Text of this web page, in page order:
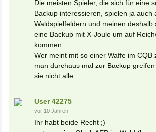
Die meisten Spieler, die sich für eine
Backup interessieren, spielen ja auch
Waldspielfeldern und meinen deshalb
eine Backup mit X-Joule um auf
kommen.
Wer meint mit so einer Waffe im CQB
man durchaus mal zur Backup
sie nicht alle.
User 42275
vor 10 Jahren
Ihr habt beide Recht ;)